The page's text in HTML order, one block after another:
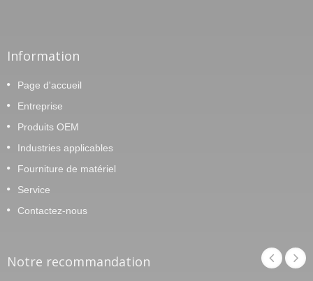
Information
Page d'accueil
Entreprise
Produits OEM
Industries applicables
Fourniture de matériel
Service
Contactez-nous
Notre recommandation